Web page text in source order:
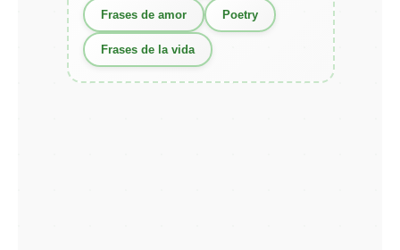
Frases de amor Poetry
Frases de la vida